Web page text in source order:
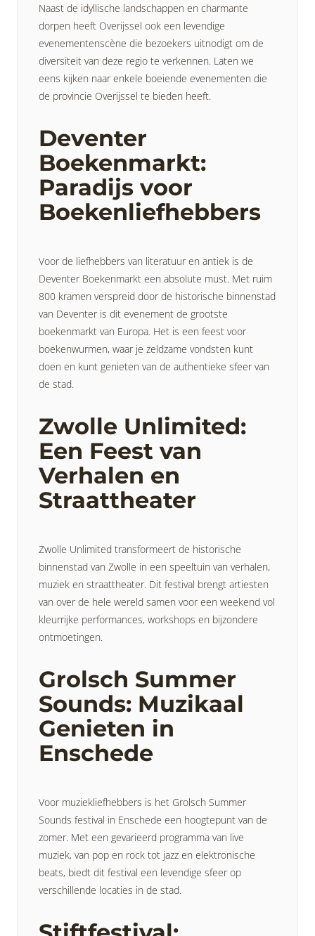
Naast de idyllische landschappen en charmante
dorpen heeft Overijssel ook een levendige
evenementenscène die bezoekers uitnodigt om de
diversiteit van deze regio te verkennen. Laten we
eens kijken naar enkele boeiende evenementen die
de provincie Overijssel te bieden heeft.
Deventer
Boekenmarkt:
Paradijs voor
Boekenliefhebbers
Voor de liefhebbers van literatuur en antiek is de
Deventer Boekenmarkt een absolute must. Met ruim
800 kramen verspreid door de historische binnenstad
van Deventer is dit evenement de grootste
boekenmarkt van Europa. Het is een feest voor
boekenwurmen, waar je zeldzame vondsten kunt
doen en kunt genieten van de authentieke sfeer van
de stad.
Zwolle Unlimited:
Een Feest van
Verhalen en
Straattheater
Zwolle Unlimited transformeert de historische
binnenstad van Zwolle in een speeltuin van verhalen,
muziek en straattheater. Dit festival brengt artiesten
van over de hele wereld samen voor een weekend vol
kleurrijke performances, workshops en bijzondere
ontmoetingen.
Grolsch Summer
Sounds: Muzikaal
Genieten in
Enschede
Voor muziekliefhebbers is het Grolsch Summer
Sounds festival in Enschede een hoogtepunt van de
zomer. Met een gevarieerd programma van live
muziek, van pop en rock tot jazz en elektronische
beats, biedt dit festival een levendige sfeer op
verschillende locaties in de stad.